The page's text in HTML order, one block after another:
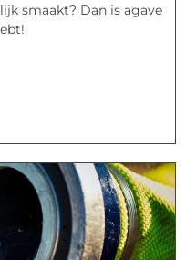
smaakt? Dan is agave